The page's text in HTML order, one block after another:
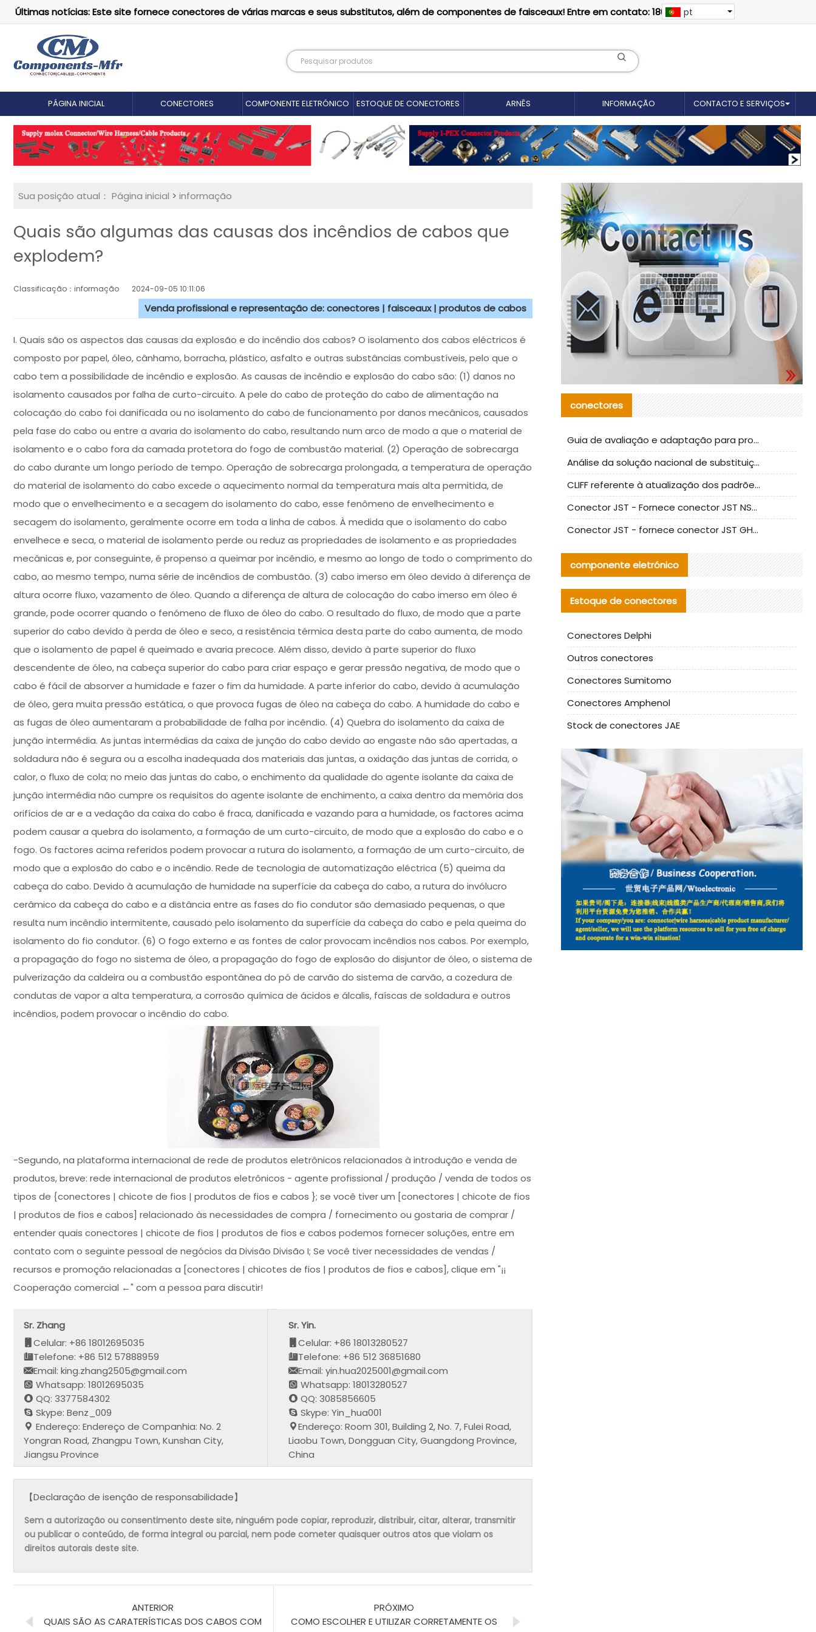
Últimas notícias: Este site fornece conectores de várias marcas e seus substitutos, além de componentes de faisceaux! Entre em contato: 18012695035
pt
PÁGINA INICIAL CONECTORES COMPONENTE ELETRÓNICO ESTOQUE DE CONECTORES ARNÊS INFORMAÇÃO CONTACTO E SERVIÇOS
Sua posição atual： Página inicial > informação
Quais são algumas das causas dos incêndios de cabos que
explodem?
Classificação：informação 2024-09-05 10:11:06
Venda profissional e representação de: conectores | faisceaux | produtos de cabos
I. Quais são os aspectos das causas da explosão e do incêndio dos cabos? O isolamento dos cabos eléctricos é
composto por papel, óleo, cânhamo, borracha, plástico, asfalto e outras substâncias combustíveis, pelo que o
cabo tem a possibilidade de incêndio e explosão. As causas de incêndio e explosão do cabo são: (1) danos no
isolamento causados por falha de curto-circuito. A pele do cabo de proteção do cabo de alimentação na
colocação do cabo foi danificada ou no isolamento do cabo de funcionamento por danos mecânicos, causados
pela fase do cabo ou entre a avaria do isolamento do cabo, resultando num arco de modo a que o material de
isolamento e o cabo fora da camada protetora do fogo de combustão material. (2) Operação de sobrecarga
do cabo durante um longo período de tempo. Operação de sobrecarga prolongada, a temperatura de operação
do material de isolamento do cabo excede o aquecimento normal da temperatura mais alta permitida, de
modo que o envelhecimento e a secagem do isolamento do cabo, esse fenômeno de envelhecimento e
secagem do isolamento, geralmente ocorre em toda a linha de cabos. À medida que o isolamento do cabo
envelhece e seca, o material de isolamento perde ou reduz as propriedades de isolamento e as propriedades
mecânicas e, por conseguinte, é propenso a queimar por incêndio, e mesmo ao longo de todo o comprimento do
cabo, ao mesmo tempo, numa série de incêndios de combustão. (3) cabo imerso em óleo devido à diferença de
altura ocorre fluxo, vazamento de óleo. Quando a diferença de altura de colocação do cabo imerso em óleo é
grande, pode ocorrer quando o fenómeno de fluxo de óleo do cabo. O resultado do fluxo, de modo que a parte
superior do cabo devido à perda de óleo e seco, a resistência térmica desta parte do cabo aumenta, de modo
que o isolamento de papel é queimado e avaria precoce. Além disso, devido à parte superior do fluxo
descendente de óleo, na cabeça superior do cabo para criar espaço e gerar pressão negativa, de modo que o
cabo é fácil de absorver a humidade e fazer o fim da humidade. A parte inferior do cabo, devido à acumulação
de óleo, gera muita pressão estática, o que provoca fugas de óleo na cabeça do cabo. A humidade do cabo e
as fugas de óleo aumentaram a probabilidade de falha por incêndio. (4) Quebra do isolamento da caixa de
junção intermédia. As juntas intermédias da caixa de junção do cabo devido ao engaste não são apertadas, a
soldadura não é segura ou a escolha inadequada dos materiais das juntas, a oxidação das juntas de corrida, o
calor, o fluxo de cola; no meio das juntas do cabo, o enchimento da qualidade do agente isolante da caixa de
junção intermédia não cumpre os requisitos do agente isolante de enchimento, a caixa dentro da memória dos
orifícios de ar e a vedação da caixa do cabo é fraca, danificada e vazando para a humidade, os factores acima
podem causar a quebra do isolamento, a formação de um curto-circuito, de modo que a explosão do cabo e o
fogo. Os factores acima referidos podem provocar a rutura do isolamento, a formação de um curto-circuito, de
modo que a explosão do cabo e o incêndio. Rede de tecnologia de automatização eléctrica (5) queima da
cabeça do cabo. Devido à acumulação de humidade na superfície da cabeça do cabo, a rutura do invólucro
cerâmico da cabeça do cabo e a distância entre as fases do fio condutor são demasiado pequenas, o que
resulta num incêndio intermitente, causado pelo isolamento da superfície da cabeça do cabo e pela queima do
isolamento do fio condutor. (6) O fogo externo e as fontes de calor provocam incêndios nos cabos. Por exemplo,
a propagação do fogo no sistema de óleo, a propagação do fogo de explosão do disjuntor de óleo, o sistema de
pulverização da caldeira ou a combustão espontânea do pó de carvão do sistema de carvão, a cozedura de
condutas de vapor a alta temperatura, a corrosão química de ácidos e álcalis, faíscas de soldadura e outros
incêndios, podem provocar o incêndio do cabo.
-Segundo, na plataforma internacional de rede de produtos eletrônicos relacionados à introdução e venda de
produtos, breve: rede internacional de produtos eletrônicos - agente profissional / produção / venda de todos os
tipos de {conectores | chicote de fios | produtos de fios e cabos }; se você tiver um [conectores | chicote de fios
| produtos de fios e cabos] relacionado às necessidades de compra / fornecimento ou gostaria de comprar /
entender quais conectores | chicote de fios | produtos de fios e cabos podemos fornecer soluções, entre em
contato com o seguinte pessoal de negócios da Divisão Divisão I; Se você tiver necessidades de vendas /
recursos e promoção relacionadas a [conectores | chicotes de fios | produtos de fios e cabos], clique em "¡¡
Cooperação comercial ←" com a pessoa para discutir!
Sr. Zhang
Celular: +86 18012695035
Telefone: +86 512 57888959
Email: king.zhang2505@gmail.com
Whatsapp: 18012695035
QQ: 3377584302
Skype: Benz_009
Endereço: Endereço de Companhia: No. 2
Yongran Road, Zhangpu Town, Kunshan City,
Jiangsu Province
Sr. Yin.
Celular: +86 18013280527
Telefone: +86 512 36851680
Email: yin.hua2025001@gmail.com
Whatsapp: 18013280527
QQ: 3085856605
Skype: Yin_hua001
Endereço: Room 301, Building 2, No. 7, Fulei Road,
Liaobu Town, Dongguan City, Guangdong Province,
China
【Declaração de isenção de responsabilidade】
Sem a autorização ou consentimento deste site, ninguém pode copiar, reproduzir, distribuir, citar, alterar, transmitir
ou publicar o conteúdo, de forma integral ou parcial, nem pode cometer quaisquer outros atos que violam os
direitos autorais deste site.
ANTERIOR
QUAIS SÃO AS CARATERÍSTICAS DOS CABOS COM
PRÓXIMO
COMO ESCOLHER E UTILIZAR CORRETAMENTE OS
conectores
Guia de avaliação e adaptação para produção em massa de componentes de cabos nacionais CNC Tech
Análise da solução nacional de substituição da linha de alta frequência I-PEX
CLIFF referente à atualização dos padrões de teste de conectores nacionais
Conector JST - Fornece conector JST NSHR-02V-S original | substituto
Conector JST - fornece conector JST GHR-09V-S autêntico | substituto
componente eletrónico
Estoque de conectores
Conectores Delphi
Outros conectores
Conectores Sumitomo
Conectores Amphenol
Stock de conectores JAE